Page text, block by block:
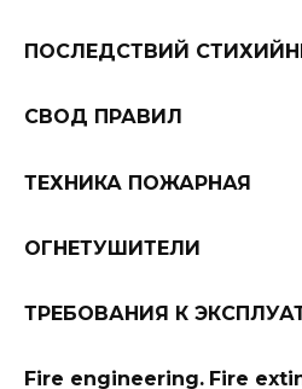
ПОСЛЕДСТВИЙ
СВОД ПРАВИЛ
ТЕХНИКА ПОЖАРНАЯ
ОГНЕТУШИТЕЛИ
ТРЕБОВАНИЯ К
Fire engineering. Fire